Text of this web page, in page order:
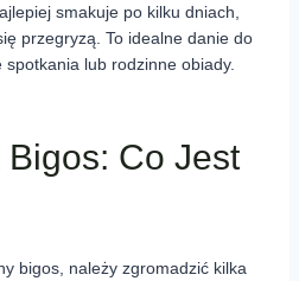
smakuje po kilku dniach,
przegryzą. To idealne danie do
lub rodzinne obiady.
Bigos: Co Jest
bigos, należy zgromadzić kilka